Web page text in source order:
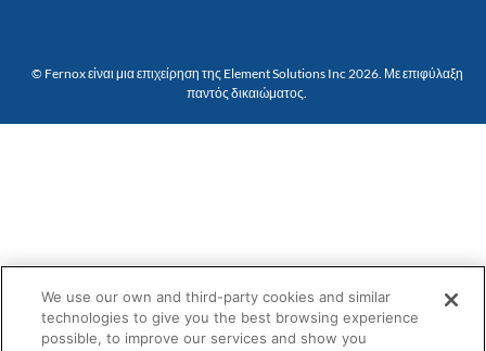
© Fernox είναι μια επιχείρηση της Element Solutions Inc 2026. Με επιφύλαξη
παντός δικαιώματος.
We use our own and third-party cookies and similar
technologies to give you the best browsing experience
possible, to improve our services and show you